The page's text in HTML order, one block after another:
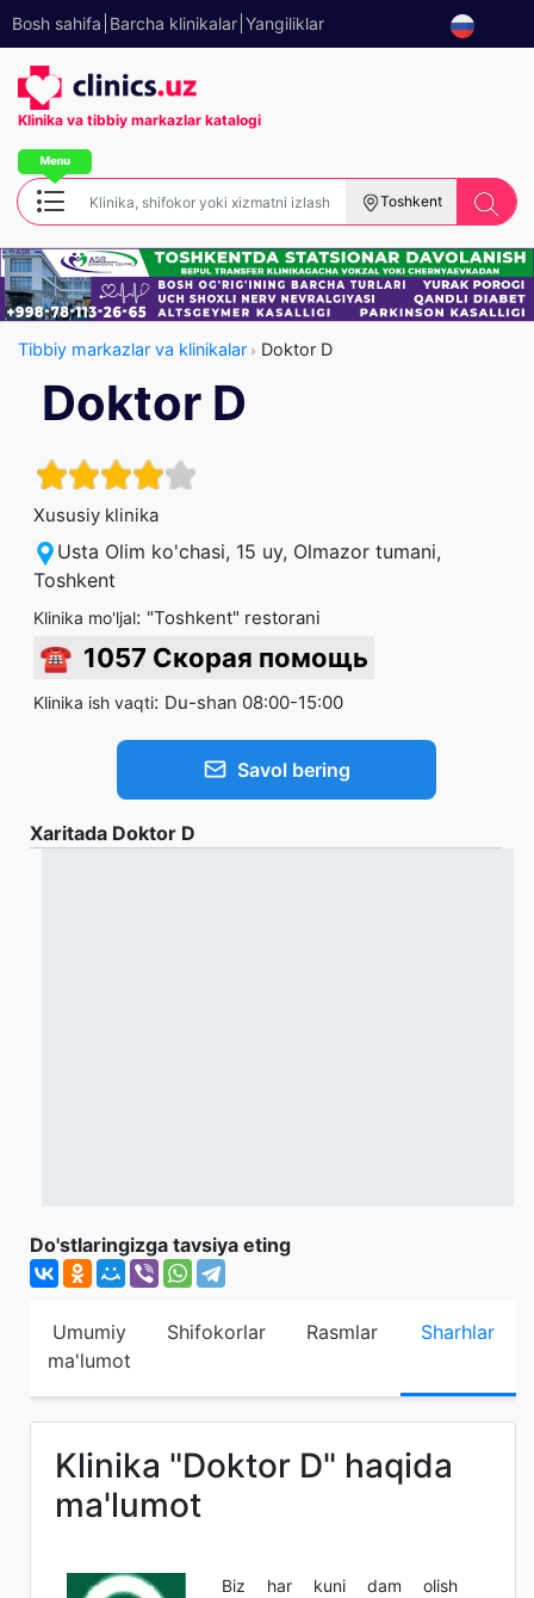
Bosh sahifa Barcha klinikalar Yangiliklar
Klinika va tibbiy markazlar katalogi
Toshkent
Tibbiy markazlar va klinikalar Doktor D
Doktor D
Xususiy klinika
Usta Olim ko'chasi, 15 uy, Olmazor tumani,
Toshkent
Klinika mo'ljal: "Toshkent" restorani
☎ 1057 Скорая помощь
Klinika ish vaqti: Du-shan 08:00-15:00
Savol bering
Xaritada Doktor D
Do'stlaringizga tavsiya eting
Umumiy
ma'lumot
Shifokorlar Rasmlar Sharhlar
Klinika "Doktor D" haqida
ma'lumot
Biz har kuni dam olish